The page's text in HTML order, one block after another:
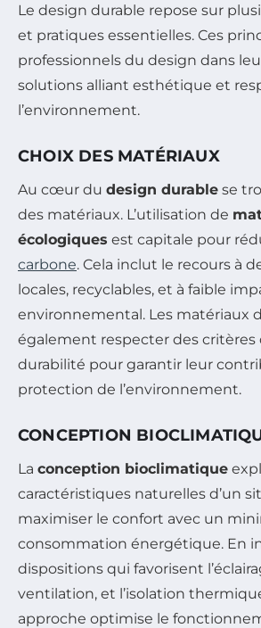
Le design durable repose sur
et pratiques essentielles. Ces
professionnels du design dans
solutions alliant esthétique et
l’environnement.
CHOIX DES MATÉRIAUX
Au cœur du design durable se
des matériaux. L’utilisation de
écologiques est capitale pour
carbone. Cela inclut le recours à
locales, recyclables, et à faible
environnemental. Les matériaux
également respecter des critères
durabilité pour garantir leur
protection de l’environnement.
CONCEPTION
La conception bioclimatique
caractéristiques naturelles d’un
maximiser le confort avec un
consommation énergétique. En
dispositions qui favorisent
ventilation, et l’isolation
approche optimise le